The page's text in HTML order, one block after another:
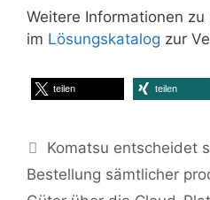
Weitere Informationen
im Lösungskatalog zur
teilen teilen
Komatsu entscheidet
Bestellung sämtlicher